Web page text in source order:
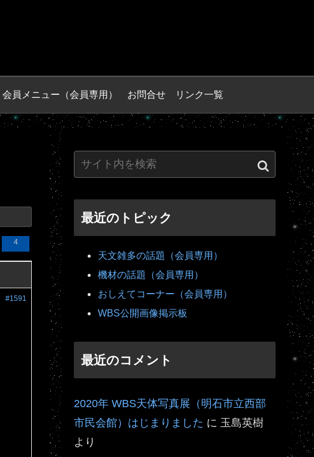
会員メニュー（会員専用） お問合せ リンク一覧
4
#1591
最近のトピック
天文雑多の話題（会員専用）
機材の話題（会員専用）
おしえてコーナー（会員専用）
WBS公開画像掲示板
最近のコメント
2020年 WBS天体写真展（明石市立西部
市民会館）はじまりました に 玉島英樹
より